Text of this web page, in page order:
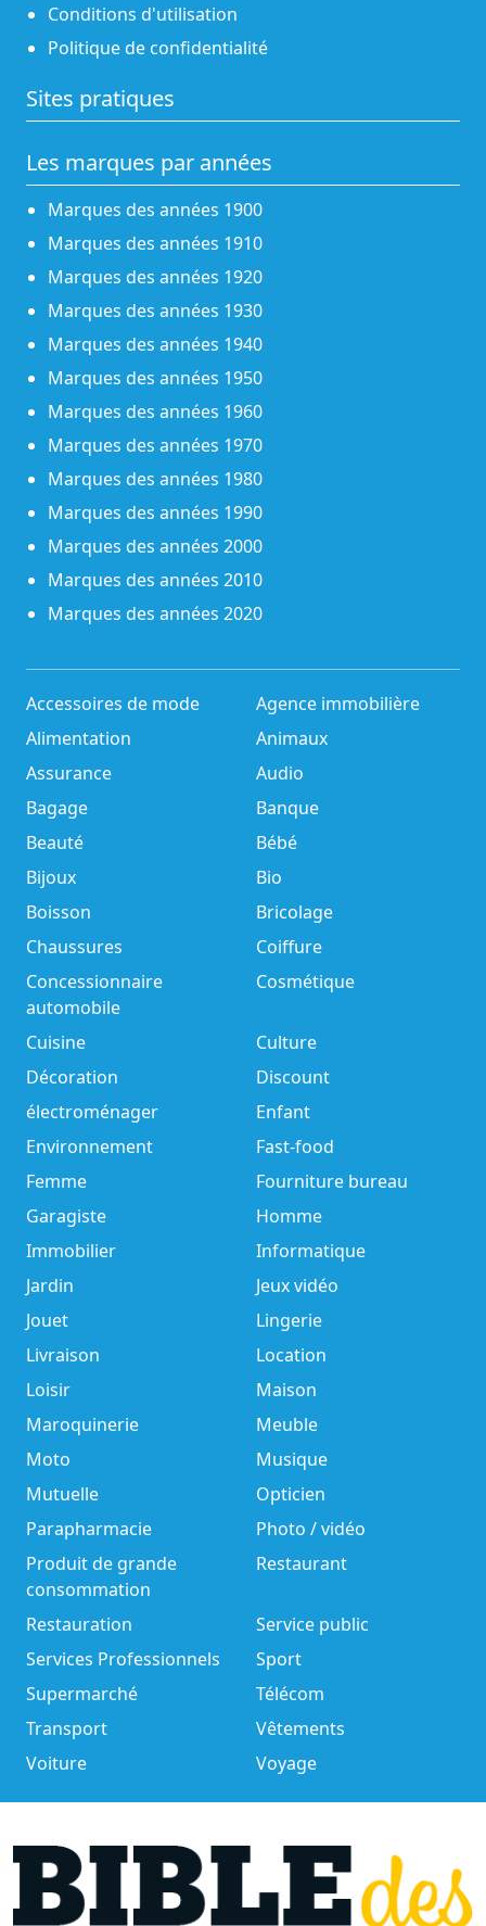
Conditions d'utilisation
Politique de confidentialité
Sites pratiques
Les marques par années
Marques des années 1900
Marques des années 1910
Marques des années 1920
Marques des années 1930
Marques des années 1940
Marques des années 1950
Marques des années 1960
Marques des années 1970
Marques des années 1980
Marques des années 1990
Marques des années 2000
Marques des années 2010
Marques des années 2020
Accessoires de mode
Agence immobilière
Alimentation
Animaux
Assurance
Audio
Bagage
Banque
Beauté
Bébé
Bijoux
Bio
Boisson
Bricolage
Chaussures
Coiffure
Concessionnaire
automobile
Cosmétique
Cuisine
Culture
Décoration
Discount
électroménager
Enfant
Environnement
Fast-food
Femme
Fourniture bureau
Garagiste
Homme
Immobilier
Informatique
Jardin
Jeux vidéo
Jouet
Lingerie
Livraison
Location
Loisir
Maison
Maroquinerie
Meuble
Moto
Musique
Mutuelle
Opticien
Parapharmacie
Photo / vidéo
Produit de grande
consommation
Restaurant
Restauration
Service public
Services Professionnels
Sport
Supermarché
Télécom
Transport
Vêtements
Voiture
Voyage